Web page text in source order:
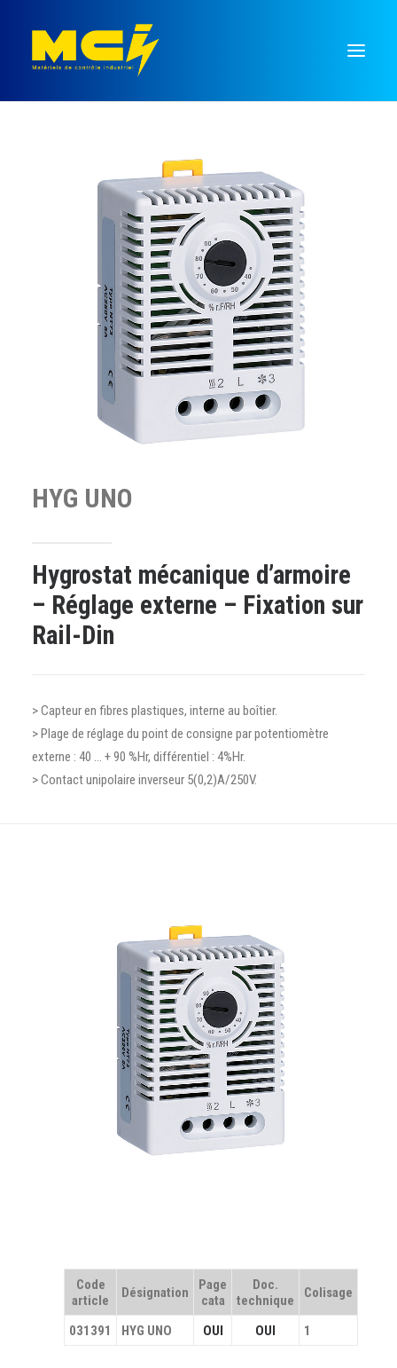
Régulation
Temporisation
Commutation
Signalisation
Monnayeurs
Recherche
HYG UNO
Hygrostat mécanique d’armoire
– Réglage externe – Fixation sur
Rail-Din
> Capteur en fibres plastiques, interne au boîtier.
> Plage de réglage du point de consigne par potentiomètre
externe : 40 … + 90 %Hr, différentiel : 4%Hr.
> Contact unipolaire inverseur 5(0,2)A/250V.
Code
article
Désignation
Page
cata
Doc.
technique
Colisage
031391 HYG UNO OUI OUI 1